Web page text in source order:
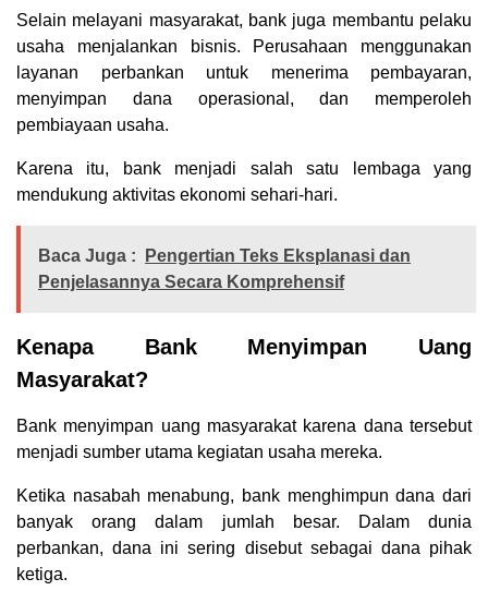
Selain melayani masyarakat, bank juga membantu pelaku
usaha menjalankan bisnis. Perusahaan menggunakan
layanan perbankan untuk menerima pembayaran,
menyimpan dana operasional, dan memperoleh
pembiayaan usaha.
Karena itu, bank menjadi salah satu lembaga yang
mendukung aktivitas ekonomi sehari-hari.
Baca Juga :
Pengertian Teks Eksplanasi dan
Penjelasannya Secara Komprehensif
Kenapa Bank Menyimpan Uang
Masyarakat?
Bank menyimpan uang masyarakat karena dana tersebut
menjadi sumber utama kegiatan usaha mereka.
Ketika nasabah menabung, bank menghimpun dana dari
banyak orang dalam jumlah besar. Dalam dunia
perbankan, dana ini sering disebut sebagai dana pihak
ketiga.